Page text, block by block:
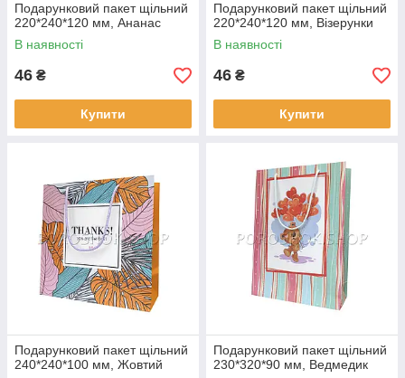
Подарунковий пакет щільний
220*240*120 мм, Ананас
В наявності
46 ₴
Купити
Подарунковий пакет щільний
220*240*120 мм, Візерунки
В наявності
46 ₴
Купити
Подарунковий пакет щільний
240*240*100 мм, Жовтий
Подарунковий пакет щільний
230*320*90 мм, Ведмедик